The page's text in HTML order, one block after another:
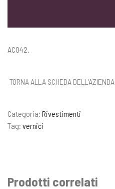
AC042.
TORNA ALLA SCHEDA DELL’AZIENDA
Categoria: Rivestimenti
Tag: vernici
Prodotti correlati